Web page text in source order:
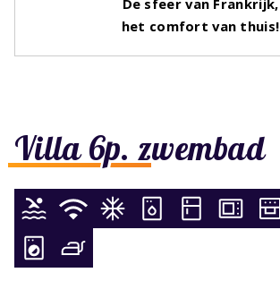
Villa 6p. zwembad
het comfort van thuis!